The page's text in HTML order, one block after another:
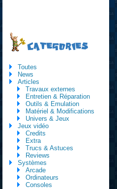
CATEGORIES
Toutes
News
Articles
Travaux externes
Entretien & Réparation
Outils & Emulation
Matériel & Modifications
Univers & Jeux
Jeux vidéo
Credits
Extra
Trucs & Astuces
Reviews
Systèmes
Arcade
Ordinateurs
Consoles